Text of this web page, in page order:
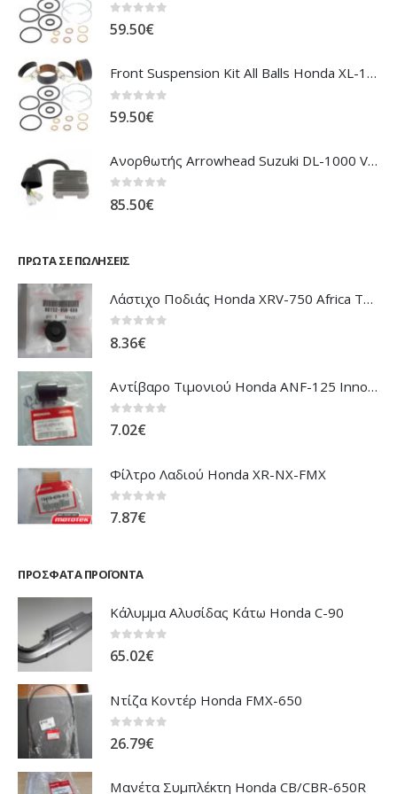
0 out of 5
59.50€
Front Suspension Kit All Balls Honda XL-1000V Varadero
59.50€
Ανορθωτής Arrowhead Suzuki DL-1000 V'Strom
85.50€
ΠΡΏΤΑ ΣΕ ΠΩΛΉΣΕΙΣ
Λάστιχο Ποδιάς Honda XRV-750 Africa Twin
8.36€
Αντίβαρο Τιμονιού Honda ANF-125 Innova
0out of 5
7.02€
Φίλτρο Λαδιού Honda XR-NX-FMX
0out of 5
7.87€
ΠΡΌΣΦΑΤΑ ΠΡΟΪΌΝΤΑ
Κάλυμμα Αλυσίδας Κάτω Honda C-90
0out of 5
65.02€
Ντίζα Κοντέρ Honda FMX-650
0 out of 5
26.79€
Μανέτα Συμπλέκτη Honda CB/CBR-650R